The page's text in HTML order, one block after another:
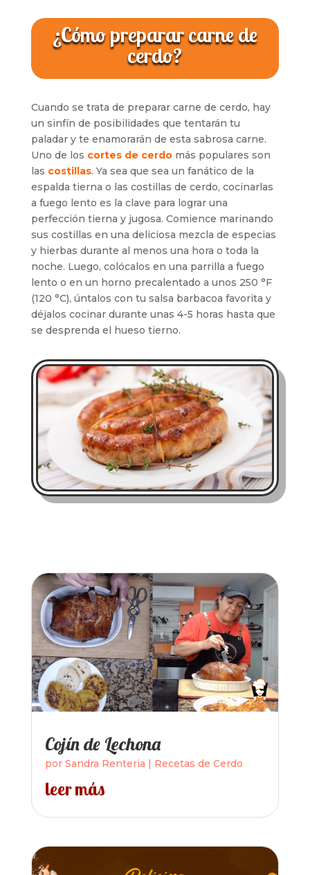
¿Cómo preparar carne de
cerdo?
Cuando se trata de preparar carne de cerdo, hay
un sinfín de posibilidades que tentarán tu
paladar y te enamorarán de esta sabrosa carne.
Uno de los cortes de cerdomás populares son
las costillas. Ya sea que sea un fanático de la
espalda tierna o las costillas de cerdo, cocinarlas
a fuego lento es la clave para lograr una
perfección tierna y jugosa. Comience marinando
sus costillas en una deliciosa mezcla de especias
y hierbas durante al menos una hora o toda la
noche. Luego, colócalos en una parrilla a fuego
lento o en un horno precalentado a unos 250 °F
(120 °C), úntalos con tu salsa barbacoa favorita y
déjalos cocinar durante unas 4-5 horas hasta que
se desprenda el hueso tierno.
Cojín de Lechona
por Sandra Renteria | Recetas de Cerdo
leer más